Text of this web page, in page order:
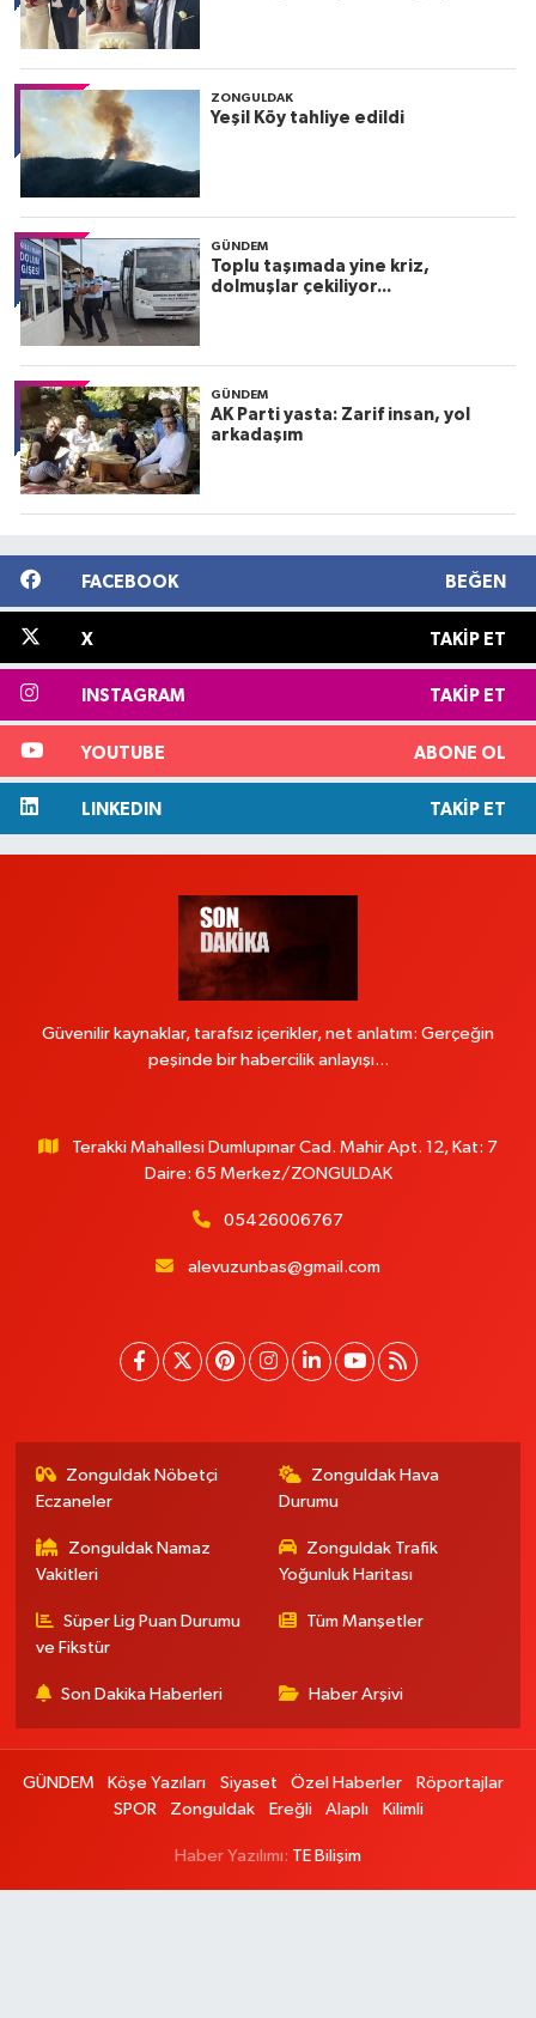
ZONGULDAK
Yeşil Köy tahliye edildi
GÜNDEM
Toplu taşımada yine kriz,
dolmuşlar çekiliyor...
GÜNDEM
AK Parti yasta: Zarif insan, yol
arkadaşım
FACEBOOK BEĞEN
X TAKIP ET
INSTAGRAM TAKIP ET
YOUTUBE ABONE OL
LINKEDIN TAKIP ET
Güvenilir kaynaklar, tarafsız içerikler, net anlatım: Gerçeğin
peşinde bir habercilik anlayışı...
Terakki Mahallesi Dumlupınar Cad. Mahir Apt. 12, Kat: 7
Daire: 65 Merkez/ZONGULDAK
05426006767
alevuzunbas@gmail.com
Zonguldak Nöbetçi
Eczaneler
Zonguldak Hava
Durumu
Zonguldak Namaz
Vakitleri
Zonguldak Trafik
Yoğunluk Haritası
Süper Lig Puan Durumu
ve Fikstür
Tüm Manşetler
Son Dakika Haberleri Haber Arşivi
GÜNDEM Köşe Yazıları Siyaset Özel Haberler
Röportajlar
SPOR
Zonguldak Ereğli Alaplı Kilimli
Haber Yazılımı: TE Bilişim